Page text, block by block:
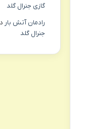
گازی جنرال گلد
رادمان آتش بار
جنرال گلد